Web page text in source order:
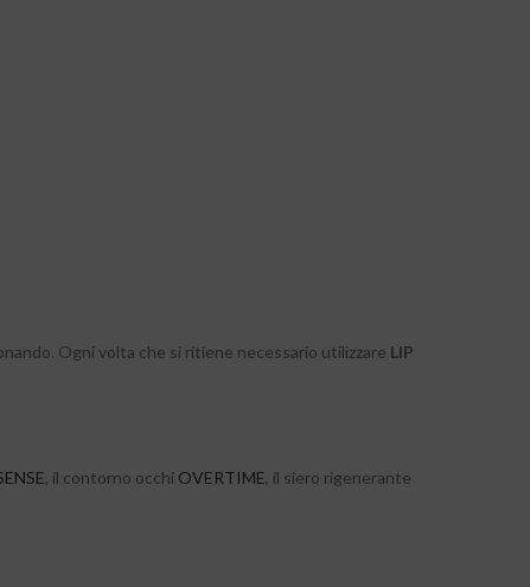
Ogni volta che si ritiene necessario utilizzare LIP
, il contorno occhi OVERTIME, il siero rigenerante